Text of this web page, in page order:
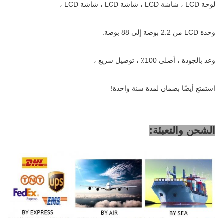
لوحة LCD ، شاشة LCD ، شاشة LCD ، شاشة LCD ،
وحدة LCD من 2.2 بوصة إلى 88 بوصة.
وعد بالجودة ، أصلي 100٪ ، توصيل سريع ،
استمتع أيضًا بضمان لمدة سنة واحدة!
الشحن والتعبئة: